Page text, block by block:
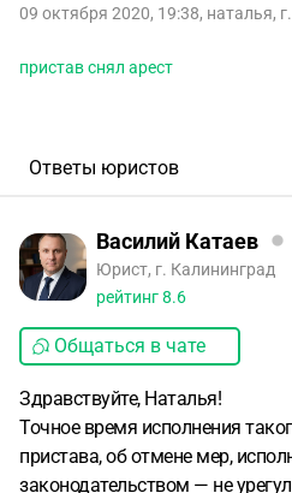
09 октября 2020, 19:38, наталья,
пристав снял арест
Ответы юристов
Василий Катаев
Юрист, г. Калининград
рейтинг8.6
Общаться в чате
Здравствуйте, Наталья!
Точное время исполнения
пристава, об отмене мер,
законодательством — не